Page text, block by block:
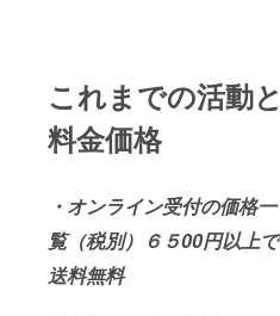
これまでの活動と
料金価格
・オンライン受付の価格一
覧（税別）６５00円以上で
送料無料